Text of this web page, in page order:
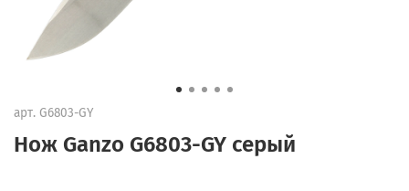
арт. G6803-GY
Нож Ganzo G6803-GY серый